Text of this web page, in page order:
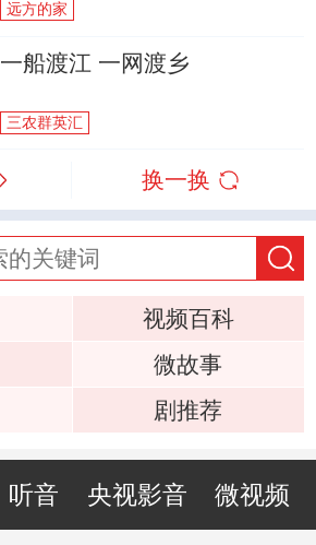
远方的家
一船渡江 一网渡乡
三农群英汇
换一换
视频百科
微故事
剧推荐
听音 央视影音 微视频